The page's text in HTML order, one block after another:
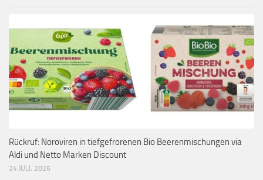
Rückruf: Noroviren in tiefgefrorenen Bio Beerenmischungen via
Aldi und Netto Marken Discount
24 JULI, 2026